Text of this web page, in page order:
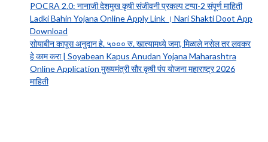
POCRA 2.0: नानाजी देशमुख कृषी संजीवनी प्रकल्प टप्पा-2 संपूर्ण माहिती
Ladki Bahin Yojana Online Apply Link । Nari Shakti Doot App
Download
सोयाबीन कापूस अनुदान हे. ५००० रु. खात्यामध्ये जमा, मिळाले नसेल तर लवकर
हे काम करा | Soyabean Kapus Anudan Yojana Maharashtra
Online Application मुख्यमंत्री सौर कृषी पंप योजना महाराष्ट्र 2026
माहिती